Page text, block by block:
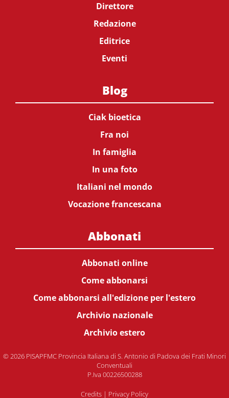
Direttore
Redazione
Editrice
Eventi
Blog
Ciak bioetica
Fra noi
In famiglia
In una foto
Italiani nel mondo
Vocazione francescana
Abbonati
Abbonati online
Come abbonarsi
Come abbonarsi all'edizione per l'estero
Archivio nazionale
Archivio estero
© 2026 PISAPFMC Provincia Italiana di S. Antonio di Padova dei Frati Minori
Conventuali
P.Iva 00226500288
Credits | Privacy Policy